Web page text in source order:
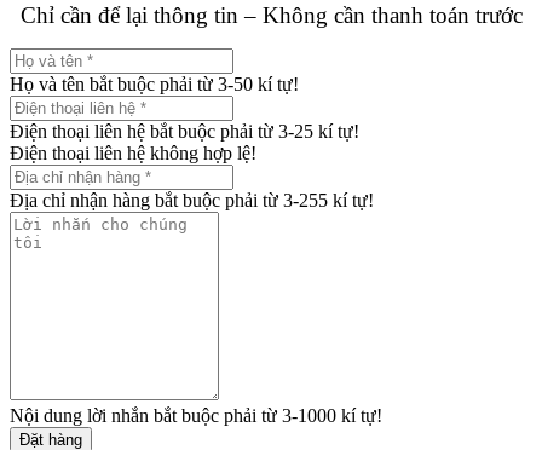
Chỉ cần để lại thông tin – Không cần thanh toán trước
Họ và tên bắt buộc phải từ 3-50 kí tự!
Điện thoại liên hệ bắt buộc phải từ 3-25 kí tự!
Điện thoại liên hệ không hợp lệ!
Địa chỉ nhận hàng bắt buộc phải từ 3-255 kí tự!
Nội dung lời nhắn bắt buộc phải từ 3-1000 kí tự!
Đặt hàng